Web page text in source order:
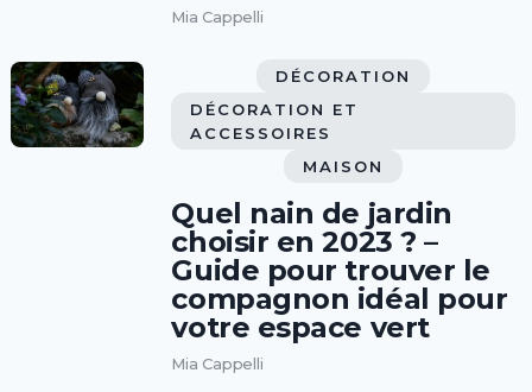
Mia Cappelli
DÉCORATION
DÉCORATION ET
ACCESSOIRES
MAISON
Quel nain de jardin
choisir en 2023 ? –
Guide pour trouver le
compagnon idéal pour
votre espace vert
Mia Cappelli